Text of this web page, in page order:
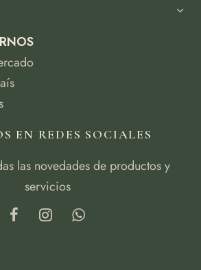
EN REDES SOCIALES
las novedades de productos y
servicios